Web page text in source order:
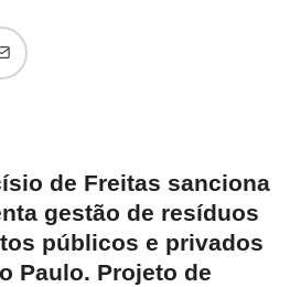
de Freitas sanciona
gestão de resíduos
públicos e privados
Paulo. Projeto de